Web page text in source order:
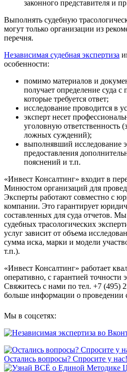
законного представителя и
Выполнять судебную
могут только организации из
перечня.
Независимая судебная экспертиза
особенности:
помимо материалов и
получает определение суда с
которые требуется ответ;
исследование проводится в
эксперт несет
уголовную ответственность
ложных суждений);
выполнявший исследование
предоставления
пояснений и т.п.
«Инвест Консалтинг» входит в
Минюстом организаций для
Эксперты работают совместно с
компании. Это гарантирует
составленных для суда отчетов.
судебных трасологических
услуг зависит от объема
сумма иска, марки и модели
т.п.).
«Инвест Консалтинг» работает
оперативно, с гарантией точности
Свяжитесь с нами по тел. +7 (495)
больше информации о проведении
Мы в соцсетях:
Остались вопросы? Спросите у нас!